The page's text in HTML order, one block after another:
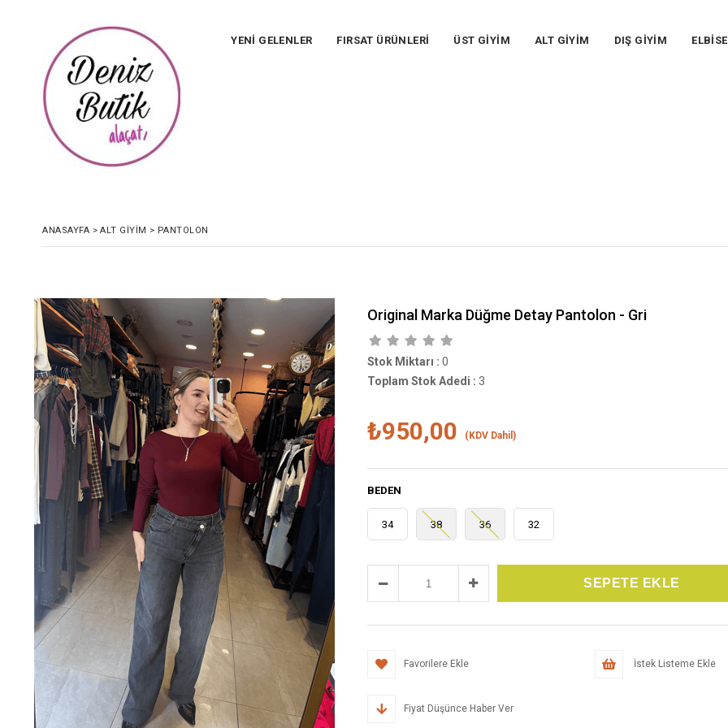
YENİ GELENLER FIRSAT ÜRÜNLERİ ÜST GİYİM ALT GİYİM DIŞ GİYİM ELBİSE
ANASAYFA > ALT GİYİM > PANTOLON
Original Marka Düğme Detay Pantolon - Gri
Stok Miktarı : 0
Toplam Stok Adedi : 3
₺950,00 (KDV Dahil)
BEDEN
34 38 36 32
Favorilere Ekle İstek Listeme Ekle
Fiyat Düşünce Haber Ver